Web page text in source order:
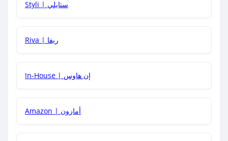
هل يمكنني جمع كود خصم مع العروض الأخرى؟
Styli | ستايلي
Riva | ريفا
In-House | إن هاوس
Amazon | أمازون